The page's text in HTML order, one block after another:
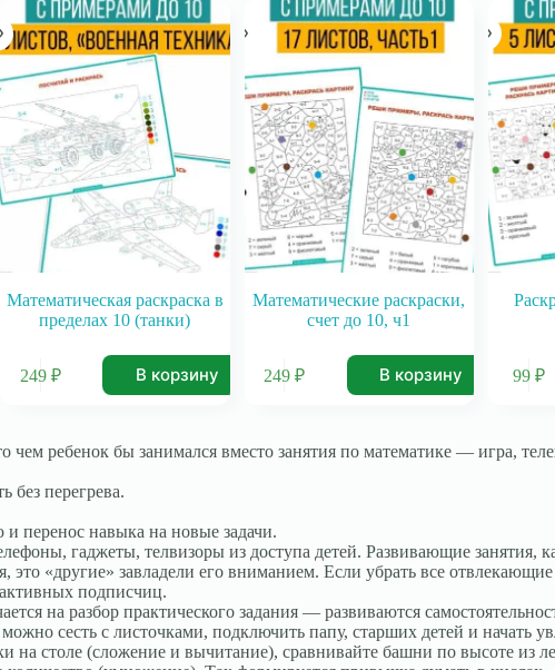
Математическая раскраска в
пределах 10 (танки)
249 ₽ В корзину
Математические раскраски,
счет до 10, ч1
249₽ В корзину 99 ₽
ребенок бы занимался вместо занятия по математике — игра,
без перегрева.
и перенос навыка на новые задачи.
гаджеты, телвизоры из доступа детей. Развивающие занятия,
это «другие» завладели его вниманием. Если убрать все
подписчиц.
на разбор практического задания — развиваются
сесть с листочками, подключить папу, старших детей и начать
на столе (сложение и вычитание), сравнивайте башни по высоте из